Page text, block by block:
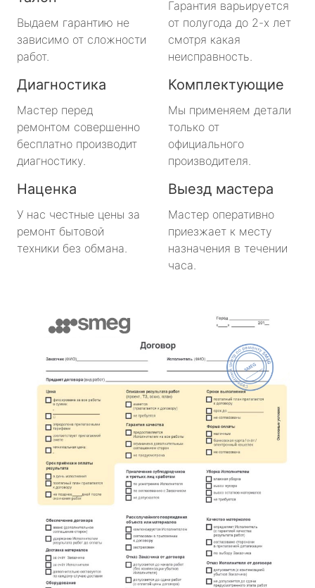
Выдаем гарантию не
зависимо от сложности
работ.
Гарантия варьируется
от полугода до 2-х лет
смотря какая
неисправность.
Диагностика
Мастер перед
ремонтом совершенно
бесплатно производит
диагностику.
Комплектующие
Мы применяем детали
только от
официального
производителя.
Наценка
У нас честные цены за
ремонт бытовой
техники без обмана.
Выезд мастера
Мастер оперативно
приезжает к месту
назначения в течении
часа.